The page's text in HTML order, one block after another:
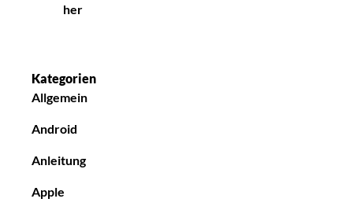
her
Kategorien
Allgemein
Android
Anleitung
Apple